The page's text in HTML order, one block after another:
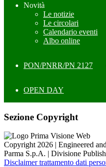
Novità
Le notizie
Le circolari
Calendario eventi
Albo online
PON/PNRR/PN 2127
OPEN DAY
Sezione Copyright
Copyright 2026 | Engineered
Parma S.p.A. | Divisione
Disclaimer trattamento dati